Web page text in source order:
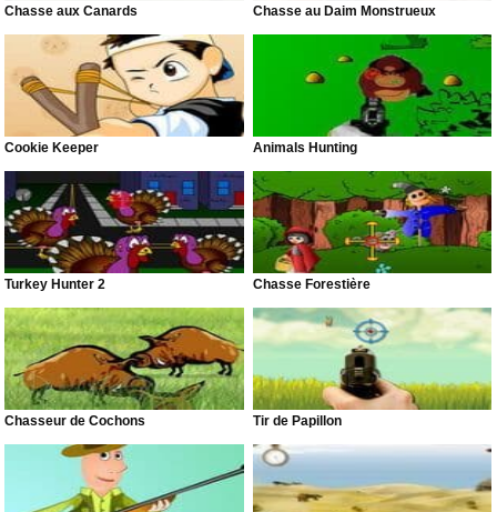
Chasse aux Canards Chasse au Daim Monstrueux
Cookie Keeper Animals Hunting
Turkey Hunter 2 Chasse Forestière
Chasseur de Cochons Tir de Papillon